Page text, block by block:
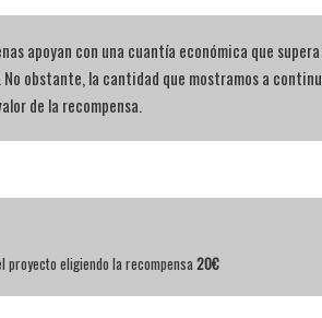
apoyan con una cuantía económica que
obstante, la cantidad que mostramos a
de la recompensa.
proyecto eligiendo la recompensa 20€